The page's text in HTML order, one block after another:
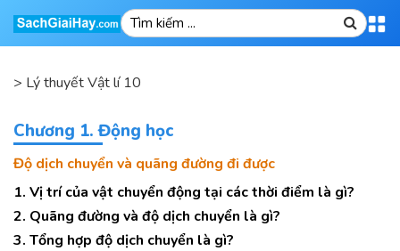
> Lý thuyết Vật lí 10
Chương 1. Động học
Độ dịch chuyển và quãng đường đi được
1. Vị trí của vật chuyển động tại các thời điểm là gì?
2. Quãng đường và độ dịch chuyển là gì?
3. Tổng hợp độ dịch chuyển là gì?